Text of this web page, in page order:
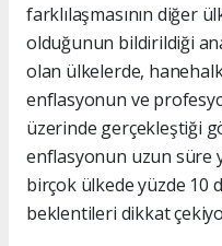
farklılaşmasının diğer
olduğunun bildirildiği
olan ülkelerde,
enflasyonun ve
üzerinde gerçekleştiği
enflasyonun uzun süre
birçok ülkede yüzde 10
beklentileri dikkat